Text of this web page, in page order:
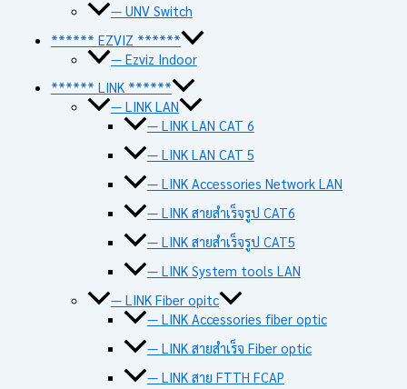
— UNV Switch
****** EZVIZ ******
— Ezviz Indoor
****** LINK ******
— LINK LAN
— LINK LAN CAT 6
— LINK LAN CAT 5
— LINK Accessories Network LAN
— LINK สายสำเร็จรูป CAT6
— LINK สายสำเร็จรูป CAT5
— LINK System tools LAN
— LINK Fiber opitc
— LINK Accessories fiber optic
— LINK สายสำเร็จ Fiber optic
— LINK สาย FTTH FCAP